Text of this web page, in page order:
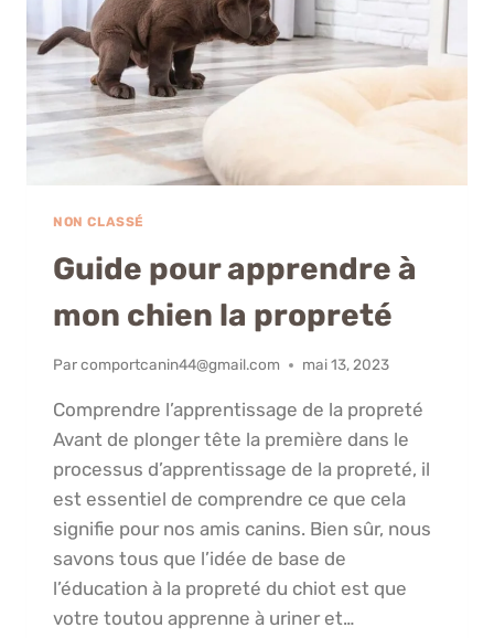
NON CLASSÉ
Guide pour apprendre à
mon chien la propreté
Parcomportcanin44@gmail.com mai 13, 2023
Comprendre l’apprentissage de la propreté
Avant de plonger tête la première dans le
processus d’apprentissage de la propreté, il
est essentiel de comprendre ce que cela
signifie pour nos amis canins. Bien sûr, nous
savons tous que l’idée de base de
l’éducation à la propreté du chiot est que
votre toutou apprenne à uriner et…